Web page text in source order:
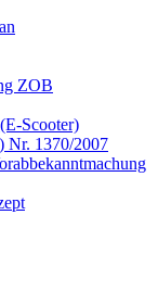
ZOB
Scooter)
Nr. 1370/2007